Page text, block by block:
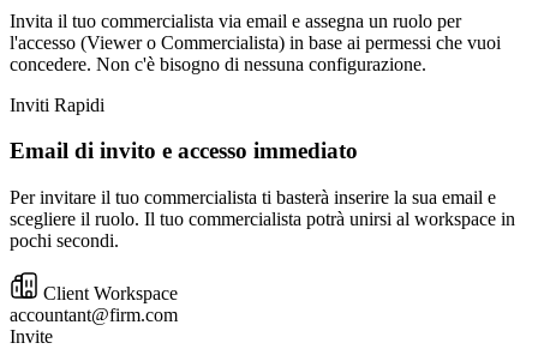
Invita il tuo commercialista via email e assegna un ruolo per
l'accesso (Viewer o Commercialista) in base ai permessi che vuoi
concedere. Non c'è bisogno di nessuna configurazione.
Inviti Rapidi
Email di invito e accesso immediato
Per invitare il tuo commercialista ti basterà inserire la sua email e
scegliere il ruolo. Il tuo commercialista potrà unirsi al workspace in
pochi secondi.
Client Workspace
accountant@firm.com
Invite